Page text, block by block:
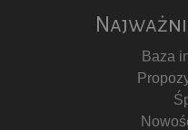
Baza